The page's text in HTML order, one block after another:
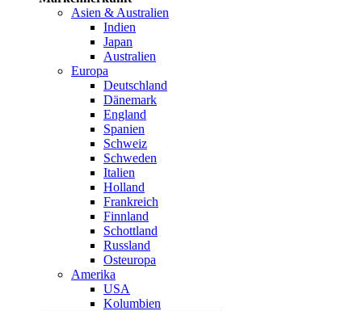
Asien & Australien
Indien
Japan
Australien
Europa
Deutschland
Dänemark
England
Spanien
Schweiz
Schweden
Italien
Holland
Frankreich
Finnland
Schottland
Russland
Osteuropa
Amerika
USA
Kolumbien